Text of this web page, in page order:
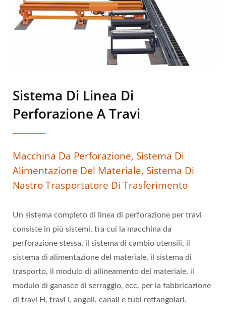
Sistema Di Linea Di
Perforazione A Travi
Macchina Da Perforazione, Sistema Di
Alimentazione Del Materiale, Sistema Di
Nastro Trasportatore Di Trasferimento
Un sistema completo di linea di perforazione per travi
consiste in più sistemi, tra cui la macchina da
perforazione stessa, il sistema di cambio utensili, il
sistema di alimentazione del materiale, il sistema di
trasporto, il modulo di allineamento del materiale, il
modulo di ganasce di serraggio, ecc. per la fabbricazione
di travi H, travi I, angoli, canali e tubi rettangolari.